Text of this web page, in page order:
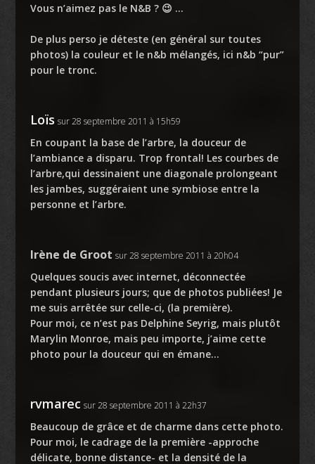
Vous n’aimez pas le N&B ? 😉 …
De plus perso je déteste (en général sur toutes
photos) la couleur et le n&b mélangés, ici n&b “pur”
pour le tronc.
Loïs sur 28 septembre 2011 à 15h59
En coupant la base de l’arbre, la douceur de
l’ambiance a disparu. Trop frontal! Les courbes de
l’arbre,qui dessinaient une diagonale prolongeant
les jambes, suggéraient une symbiose entre la
personne et l’arbre.
Irène de Groot sur 28 septembre 2011 à 20h04
Quelques soucis avec internet, déconnectée
pendant plusieurs jours; que de photos publiées! Je
me suis arrêtée sur celle-ci, (la première).
Pour moi, ce n’est pas Delphine Seyrig, mais plutôt
Marylin Monroe, mais peu importe, j’aime cette
photo pour la douceur qui en émane…
rvmarec sur 28 septembre 2011 à 22h37
Beaucoup de grâce et de charme dans cette photo.
Pour moi, le cadrage de la première -approche
délicate, bonne distance- et la densité de la